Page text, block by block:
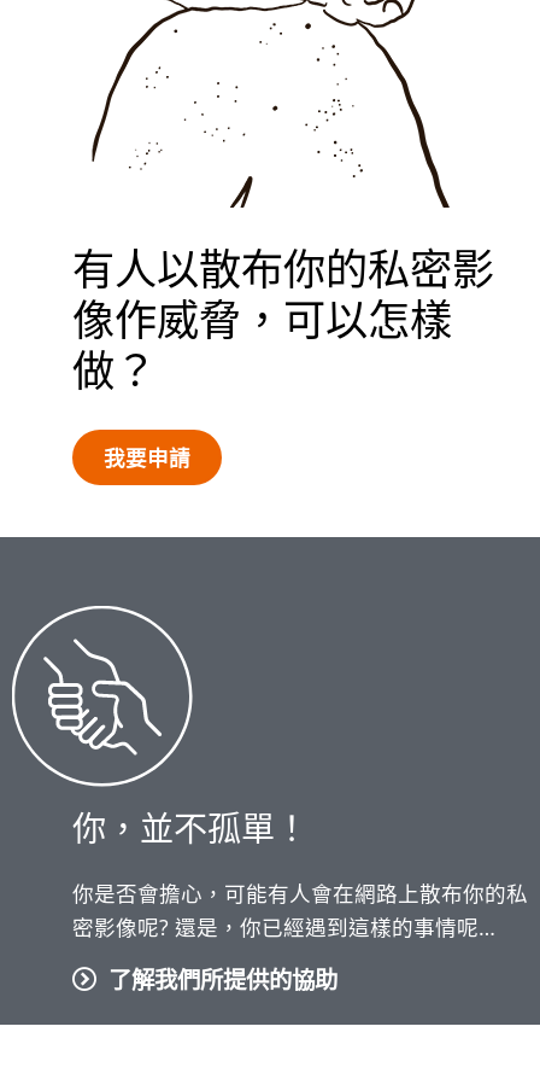
我要申請
有人以散布你的私密影
像作威脅，可以怎樣
做？
我要申請
你，並不孤單！
你是否會擔心，可能有人會在網路上散布你的私
密影像呢? 還是，你已經遇到這樣的事情呢…
了解我們所提供的協助